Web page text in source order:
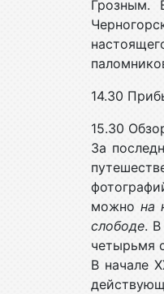
Грозным.
14.30
15.30
За
можнона
слободе. В
четырьмя
В начале